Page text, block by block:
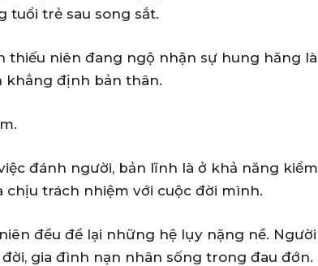
tuổi trẻ sau song sắt.
thiếu niên đang ngộ nhận sự hung hăng là
khẳng định bản thân.
đánh người, bản lĩnh là ở khả năng kiểm
trách nhiệm với cuộc đời mình.
đều để lại những hệ lụy nặng nề. Người
gia đình nạn nhân sống trong đau đớn.